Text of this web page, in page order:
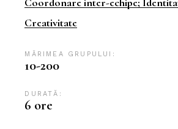
Creativitate
MĂRIMEA GRUPULUI:
10-200
DURATĂ:
6 ore